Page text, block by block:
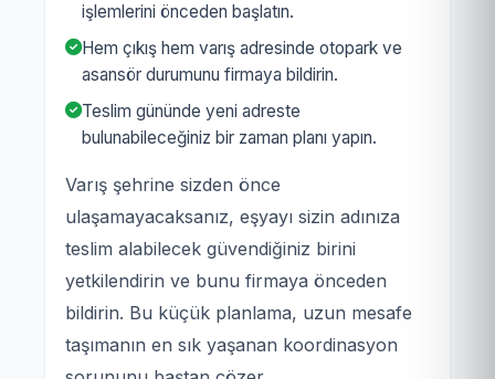
işlemlerini önceden başlatın.
Hem çıkış hem varış adresinde otopark ve
asansör durumunu firmaya bildirin.
Teslim gününde yeni adreste
bulunabileceğiniz bir zaman planı yapın.
Varış şehrine sizden önce
ulaşamayacaksanız, eşyayı sizin adınıza
teslim alabilecek güvendiğiniz birini
yetkilendirin ve bunu firmaya önceden
bildirin. Bu küçük planlama, uzun mesafe
taşımanın en sık yaşanan koordinasyon